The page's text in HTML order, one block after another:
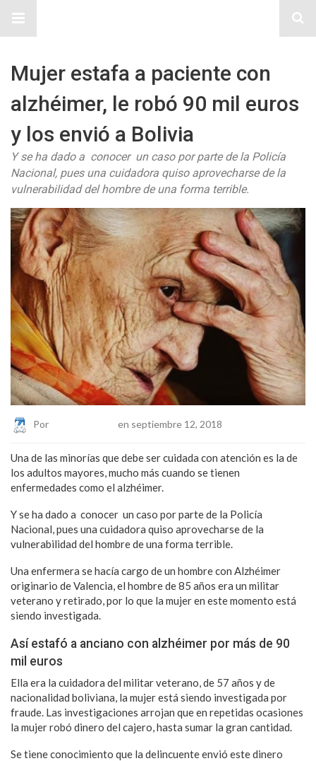
Mujer estafa a paciente con
alzhéimer, le robó 90 mil euros
y los envió a Bolivia
Y se ha dado a conocer un caso por parte de la Policía
Nacional, pues una cuidadora quiso aprovecharse de la
vulnerabilidad del hombre de una forma terrible.
Por en septiembre 12, 2018
Una de las minorías que debe ser cuidada con atención es la de
los adultos mayores, mucho más cuando se tienen
enfermedades como el alzhéimer.
Y se ha dado a conocer un caso por parte de la Policía
Nacional, pues una cuidadora quiso aprovecharse de la
vulnerabilidad del hombre de una forma terrible.
Una enfermera se hacía cargo de un hombre con Alzhéimer
originario de Valencia, el hombre de 85 años era un militar
veterano y retirado, por lo que la mujer en este momento está
siendo investigada.
Así estafó a anciano con alzhéimer por más de 90
mil euros
Ella era la cuidadora del militar veterano, de 57 años y de
nacionalidad boliviana, la mujer está siendo investigada por
fraude. Las investigaciones arrojan que en repetidas ocasiones
la mujer robó dinero del cajero, hasta sumar la gran cantidad.
Se tiene conocimiento que la delincuente envió este dinero